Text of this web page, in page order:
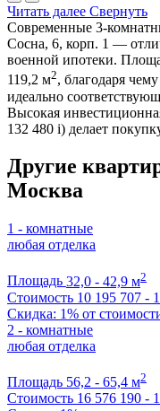
Читать далее Свернуть
Современные 3-
Сосна, 6, корп. 1 —
военной ипотеки.
119,2 м2, благодаря
идеально
Высокая
132 480 i) делает
Другие
Москва
1 - комнатные
любая отделка
Площадь 32,0 - 42,9 м2
Стоимость 10 195 707 -
Скидка: 1% от
2 - комнатные
любая отделка
Площадь 56,2 - 65,4 м2
Стоимость 16 576 190 -